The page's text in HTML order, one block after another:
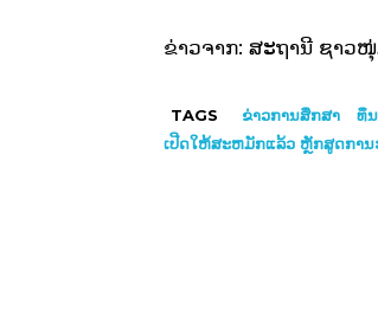
ຂ່າວຈາກ: ສະຖານີ ຊາວ
TAGS ຂ່າວການສຶກສາ ທຶ
ເປີດໃຫ້ສະຫມັກແລ້ວ ຫຼັກສູດການ